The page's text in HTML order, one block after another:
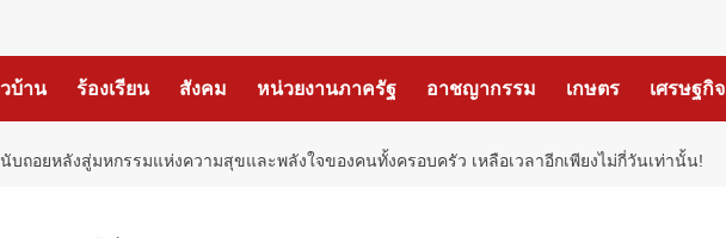
บ้าน ร้องเรียน สังคม หน่วยงานภาครัฐ อาชญากรรม เกษตร เศรษฐกิจ
บถอยหลังสู่มหกรรมแห่งความสุขและพลังใจของคนทั้งครอบครัว เหลือเวลาอีกเพียงไม่กี่วันเท่านั้น!